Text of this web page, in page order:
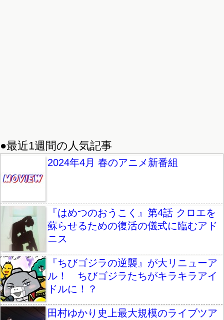
●最近1週間の人気記事
2024年4月 春のアニメ新番組
『はめつのおうこく』第4話 クロエを
蘇らせるための復活の儀式に臨むアド
ニス
『ちびゴジラの逆襲』が大リニューア
ル！ ちびゴジラたちがキラキラアイ
ドルに！？
田村ゆかり史上最大規模のライブツア